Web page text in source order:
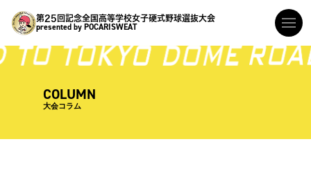
第25回記念全国高等学校女子硬式野球選抜大会
presented by POCARISWEAT
COLUMN
大会コラム